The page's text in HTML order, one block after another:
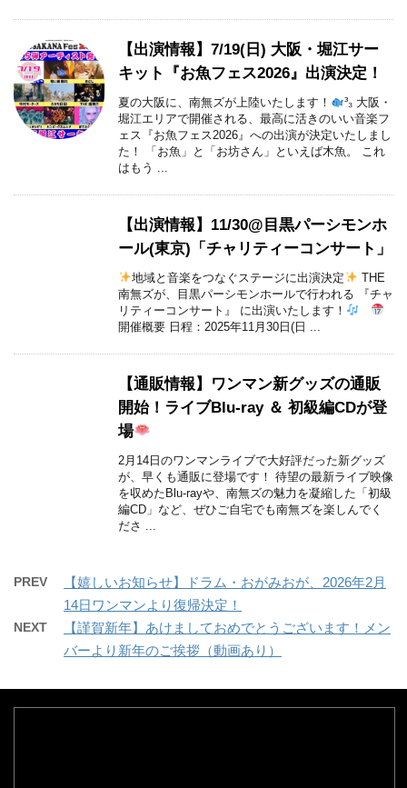
【出演情報】7/19(日) 大阪・堀江サー
キット『お魚フェス2026』出演決定！
夏の大阪に、南無ズが上陸いたします！
³₃ 大阪・
堀江エリアで開催される、最高に活きのいい音楽フ
ェス『お魚フェス2026』への出演が決定いたしまし
た！ 「お魚」と「お坊さん」といえば木魚。 これ
はもう ...
【出演情報】11/30@目黒パーシモンホ
ール(東京)「チャリティーコンサート」
地域と音楽をつなぐステージに出演決定
THE
南無ズが、目黒パーシモンホールで行われる 『チャ
リティーコンサート』 に出演いたします！
開催概要 日程：2025年11月30日(日 ...
【通販情報】ワンマン新グッズの通販
開始！ライブBlu-ray ＆ 初級編CDが登
場
2月14日のワンマンライブで大好評だった新グッズ
が、早くも通販に登場です！ 待望の最新ライブ映像
を収めたBlu-rayや、南無ズの魅力を凝縮した「初級
編CD」など、ぜひご自宅でも南無ズを楽しんでく
ださ ...
PREV
【嬉しいお知らせ】ドラム・おがみおが、2026年2月
14日ワンマンより復帰決定！
NEXT
【謹賀新年】あけましておめでとうございます！メン
バーより新年のご挨拶（動画あり）